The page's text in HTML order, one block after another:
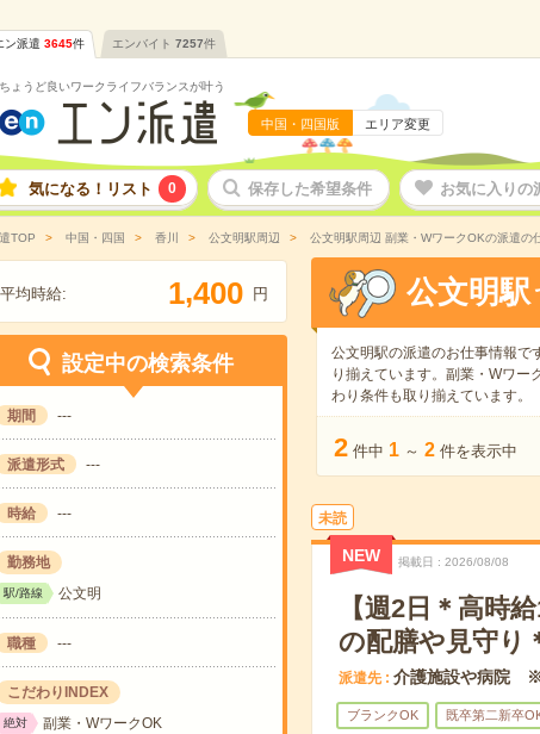
ン派遣 3645件 エンバイト 7257件
ちょうど良いワークライフバランスが叶う
中国・四国版 エリア変更
気になる！リスト 0 保存した希望条件 お気に入りの
TOP 中国・四国 香川 公文明駅周辺 公文明駅周辺 副業・WワークOKの派遣の
平均時給: 1,400 円
設定中の検索条件
期間 ---
派遣形式 ---
時給 ---
勤務地
駅/路線 公文明
職種 ---
こだわりINDEX
絶対 副業・WワークOK
公文明駅
公文明駅の派遣のお仕事情報で
り揃えています。副業・Wワー
わり条件も取り揃えています。
2 件中 1 ～ 2 件を表示中
未読
NEW 掲載日 2026/08/08
【週2日＊高時
の配膳や見守り
派遣先 介護施設や病院 ※
ブランクOK 既卒第二新卒